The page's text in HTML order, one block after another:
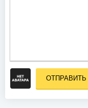
ОТПРАВИТЬ